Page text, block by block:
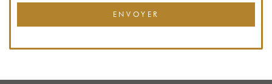
ENVOYER